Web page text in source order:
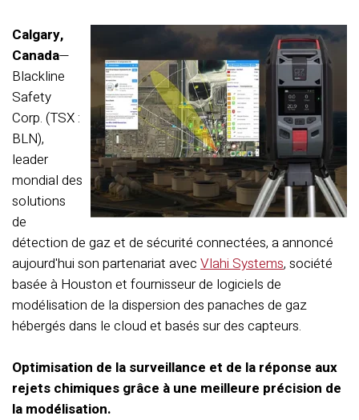
Calgary,
Canada—
Blackline
Safety
Corp. (TSX :
BLN),
leader
mondial des
solutions
de
détection de gaz et de sécurité connectées, a annoncé
aujourd'hui son partenariat avec Vlahi Systems, société
basée à Houston et fournisseur de logiciels de
modélisation de la dispersion des panaches de gaz
hébergés dans le cloud et basés sur des capteurs.
Optimisation de la surveillance et de la réponse aux
rejets chimiques grâce à une meilleure précision de
la modélisation.